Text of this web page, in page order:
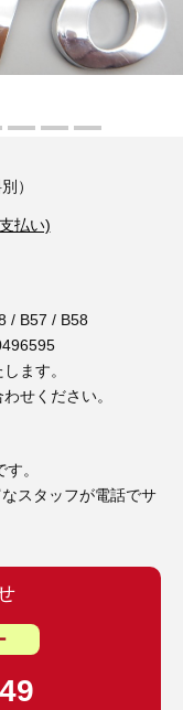
）
払い)
/ B57 / B58
ます。
せください。
。
スタッフが電話でサ